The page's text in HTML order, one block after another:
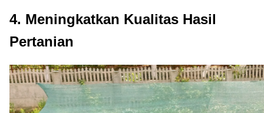
4. Meningkatkan Kualitas Hasil
Pertanian